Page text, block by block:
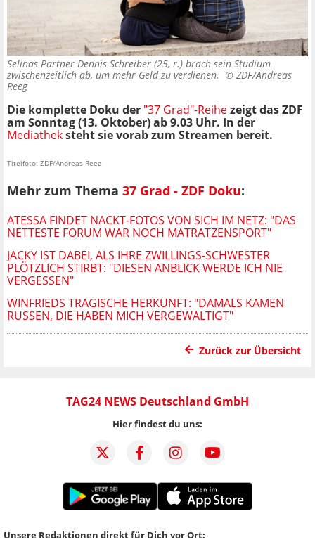
Selinas Partner Dennis Schreiber (25, r.) brach sein Studium
zwischenzeitlich ab, um mehr Geld zu verdienen. © ZDF/Andreas
Reeg
Die komplette Doku der "37 Grad"-Reihezeigt das ZDF
am Sonntag (13. Oktober) ab 9.03 Uhr. In der
Mediatheksteht sie vorab zum Streamen bereit.
Titelfoto: ZDF/Andreas Reeg
Mehr zum Thema 37 Grad - ZDF Doku:
ATESSA FINDET NACKT-FOTOS VON SICH IM NETZ: "DAS
NETTESTE FORUM WAR NOCH MATRATZENSPORT"
JACKY IST DABEI, ALS IHRE ZWILLINGS-SCHWESTER
PLÖTZLICH STIRBT: "DIESEN ANBLICK WERDE ICH NIE
VERGESSEN"
WINFRIEDS TRAGISCHE HERKUNFT: "DAMALS KAMEN
RUSSEN, DIE HABEN MICH VERGEWALTIGT"
Zurück zur Übersicht
TAG24 NEWS Deutschland GmbH
Hier findest du uns:
Unsere Redaktionen direkt für Dich vor Ort: